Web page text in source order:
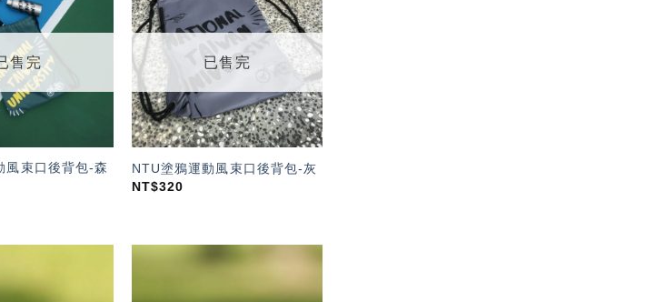
望輕
售完
風束口後背包-森
加入
「願
望輕
單」
已售完
NTU塗鴉運動風束口後背包-灰
NT$320
加入